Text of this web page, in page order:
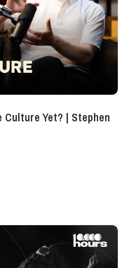
Culture Yet? | Stephen